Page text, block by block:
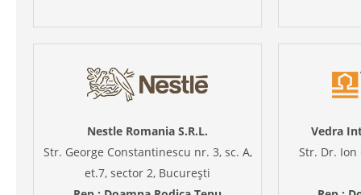
Nestle Romania S.R.L.
Str. George Constantinescu nr. 3, sc. A,
et.7, sector 2, București
Vedra
Str. Dr. Ion